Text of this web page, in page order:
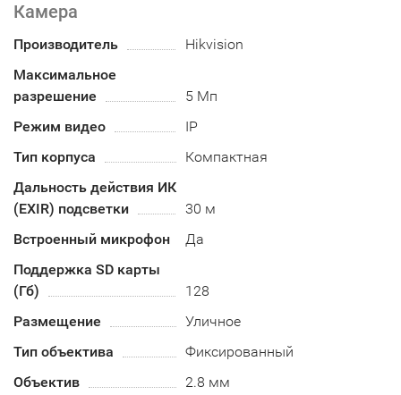
Камера
Производитель
Hikvision
Максимальное
разрешение
5 Мп
Режим видео
IP
Тип корпуса
Компактная
Дальность действия ИК
(EXIR) подсветки
30 м
Встроенный микрофон
Да
Поддержка SD карты
(Гб)
128
Размещение
Уличное
Тип объектива
Фиксированный
Объектив
2.8 мм